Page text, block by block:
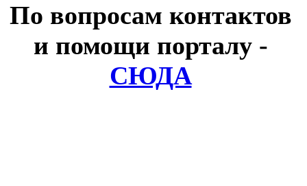
По вопросам контактов
и помощи порталу -
СЮДА